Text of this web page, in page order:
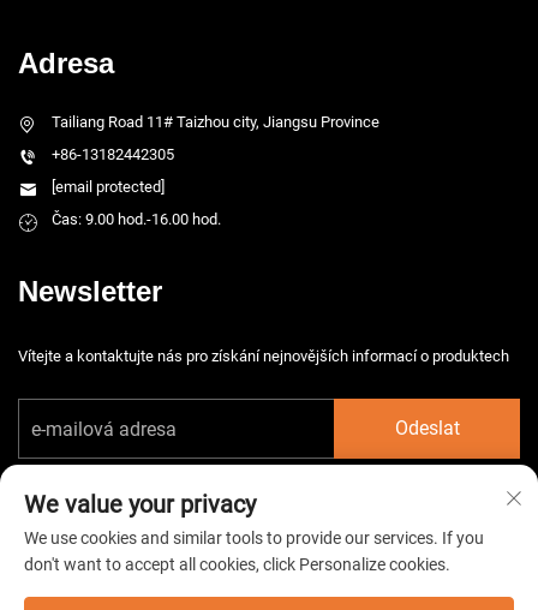
Adresa
Tailiang Road 11# Taizhou city, Jiangsu Province
+86-13182442305
[email protected]
Čas: 9.00 hod.-16.00 hod.
Newsletter
Vítejte a kontaktujte nás pro získání nejnovějších informací o produktech
Odeslat
Copyright © 2026 China Taizhou HarsMarg Electromechenical Co. Ltd.
We value your privacy
We use cookies and similar tools to provide our services. If you
don't want to accept all cookies, click Personalize cookies.